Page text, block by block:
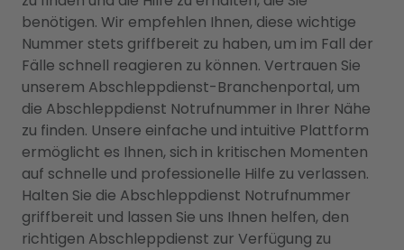
benötigen. Wir empfehlen Ihnen, diese wichtige
Nummer stets griffbereit zu haben, um im Fall der
Fälle schnell reagieren zu können. Vertrauen Sie
unserem Abschleppdienst-Branchenportal, um
die Abschleppdienst Notrufnummer in Ihrer Nähe
zu finden. Unsere einfache und intuitive Plattform
ermöglicht es Ihnen, sich in kritischen Momenten
auf schnelle und professionelle Hilfe zu verlassen.
Halten Sie die Abschleppdienst Notrufnummer
griffbereit und lassen Sie uns Ihnen helfen, den
richtigen Abschleppdienst zur Verfügung zu